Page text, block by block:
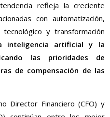
refleja la creciente
con automatización,
y transformación
inteligencia artificial y la
las prioridades de
de compensación de las
Director Financiero (CFO) y